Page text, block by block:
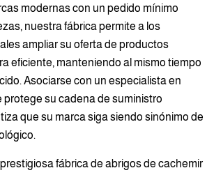
modernas con un pedido mínimo
nuestra fábrica permite a los
ampliar su oferta de productos
eficiente, manteniendo al mismo tiempo
Asociarse con un especialista en
protege su cadena de suministro
que su marca siga siendo sinónimo de
fábrica de abrigos de cachemir